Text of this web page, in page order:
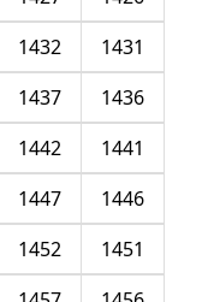
1431
1432
1436
1437
1441
1442
1446
1447
1451
1452